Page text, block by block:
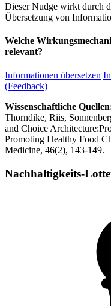
Dieser Nudge wirkt durch
Übersetzung von
Welche
relevant?
Informationen übersetzen
(Feedback)
Wissenschaftliche
Thorndike, Riis,
and Choice
Promoting Healthy Food
Medicine, 46(2), 143-149.
Nachhaltigkeits-